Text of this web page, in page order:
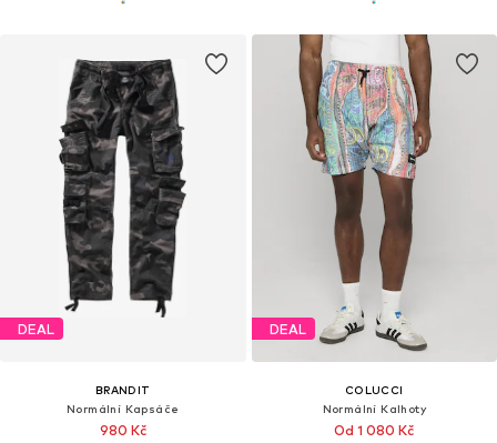
DEAL
BRANDIT
Normální Kapsáče
980 Kč
DEAL
COLUCCI
Normální Kalhoty
Od 1 080 Kč